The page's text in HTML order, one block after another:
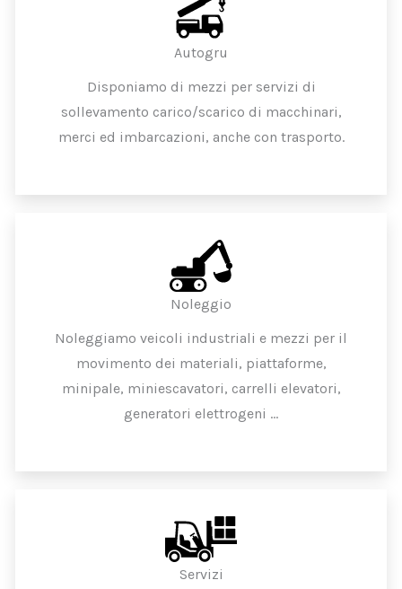
Autogru
Disponiamo di mezzi per servizi di
sollevamento carico/scarico di macchinari,
merci ed imbarcazioni, anche con trasporto.
Noleggio
Noleggiamo veicoli industriali e mezzi per il
movimento dei materiali, piattaforme,
minipale, miniescavatori, carrelli elevatori,
generatori elettrogeni …
Servizi